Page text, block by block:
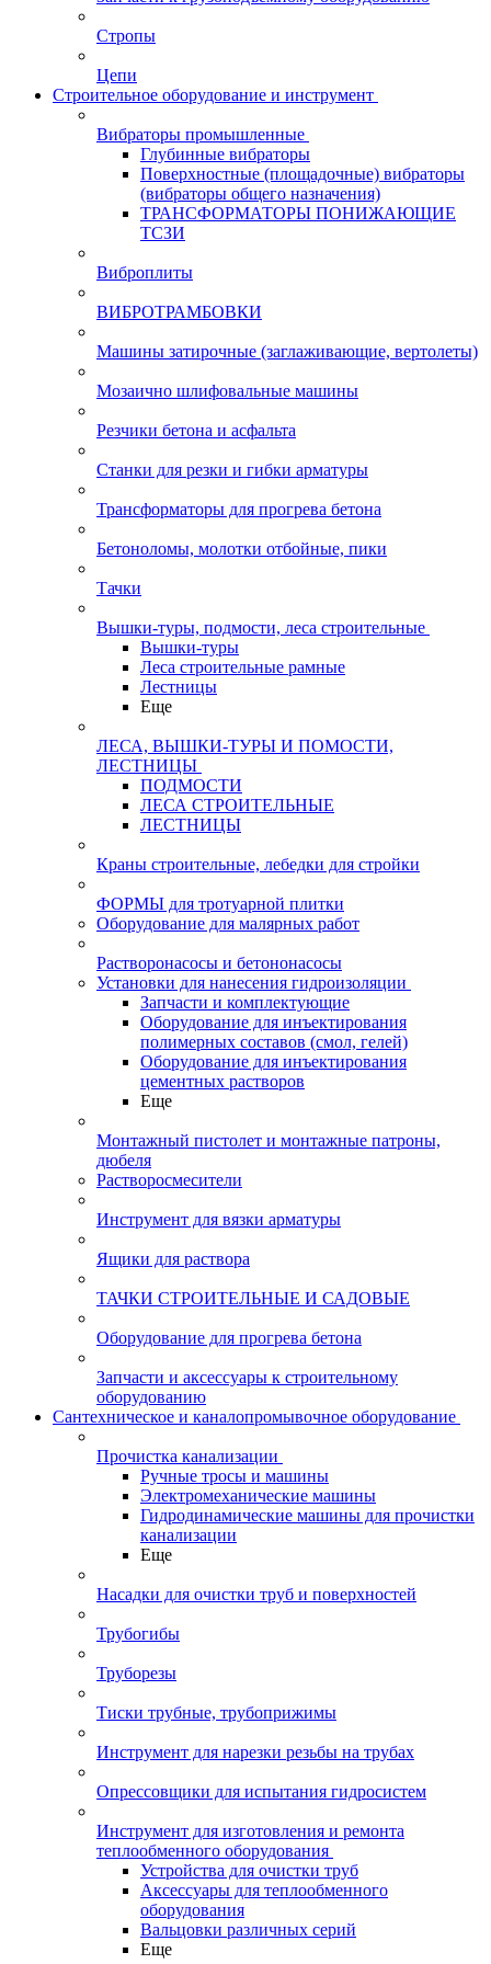
Стропы
Цепи
Строительное оборудование и инструмент
Вибраторы промышленные
Глубинные вибраторы
Поверхностные (площадочные) вибраторы
(вибраторы общего назначения)
ТРАНСФОРМАТОРЫ ПОНИЖАЮЩИЕ
ТСЗИ
Виброплиты
ВИБРОТРАМБОВКИ
Машины затирочные (заглаживающие, вертолеты)
Мозаично шлифовальные машины
Резчики бетона и асфальта
Станки для резки и гибки арматуры
Трансформаторы для прогрева бетона
Бетоноломы, молотки отбойные, пики
Тачки
Вышки-туры, подмости, леса строительные
Вышки-туры
Леса строительные рамные
Лестницы
Еще
ЛЕСА, ВЫШКИ-ТУРЫ И ПОМОСТИ,
ЛЕСТНИЦЫ
ПОДМОСТИ
ЛЕСА СТРОИТЕЛЬНЫЕ
ЛЕСТНИЦЫ
Краны строительные, лебедки для стройки
ФОРМЫ для тротуарной плитки
Оборудование для малярных работ
Растворонасосы и бетононасосы
Установки для нанесения гидроизоляции
Запчасти и комплектующие
Оборудование для инъектирования
полимерных составов (смол, гелей)
Оборудование для инъектирования
цементных растворов
Еще
Монтажный пистолет и монтажные патроны,
дюбеля
Растворосмесители
Инструмент для вязки арматуры
Ящики для раствора
ТАЧКИ СТРОИТЕЛЬНЫЕ И САДОВЫЕ
Оборудование для прогрева бетона
Запчасти и аксессуары к строительному
оборудованию
Сантехническое и каналопромывочное оборудование
Прочистка канализации
Ручные тросы и машины
Электромеханические машины
Гидродинамические машины для прочистки
канализации
Еще
Насадки для очистки труб и поверхностей
Трубогибы
Труборезы
Тиски трубные, трубоприжимы
Инструмент для нарезки резьбы на трубах
Опрессовщики для испытания гидросистем
Инструмент для изготовления и ремонта
теплообменного оборудования
Устройства для очистки труб
Аксессуары для теплообменного
оборудования
Вальцовки различных серий
Еще